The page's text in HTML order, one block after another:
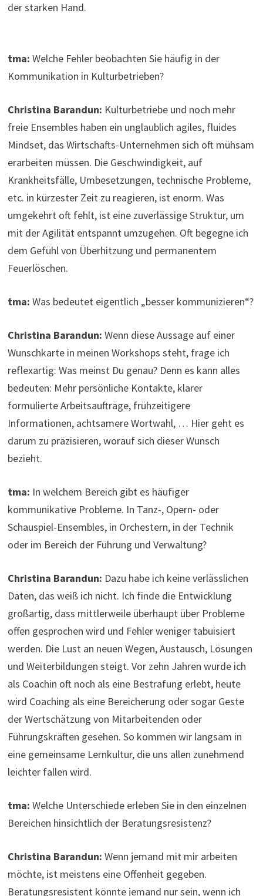
der starken Hand.
tma:Welche Fehler beobachten Sie häufig in der
Kommunikation in Kulturbetrieben?
Christina Barandun: Kulturbetriebe und noch mehr
freie Ensembles haben ein unglaublich agiles, fluides
Mindset, das Wirtschafts-Unternehmen sich oft mühsam
erarbeiten müssen. Die Geschwindigkeit, auf
Krankheitsfälle, Umbesetzungen, technische Probleme,
etc. in kürzester Zeit zu reagieren, ist enorm. Was
umgekehrt oft fehlt, ist eine zuverlässige Struktur, um
mit der Agilität entspannt umzugehen. Oft begegne ich
dem Gefühl von Überhitzung und permanentem
Feuerlöschen.
tma:Was bedeutet eigentlich „besser kommunizieren“?
Christina Barandun: Wenn diese Aussage auf einer
Wunschkarte in meinen Workshops steht, frage ich
reflexartig: Was meinst Du genau? Denn es kann alles
bedeuten: Mehr persönliche Kontakte, klarer
formulierte Arbeitsaufträge, frühzeitigere
Informationen, achtsamere Wortwahl, … Hier geht es
darum zu präzisieren, worauf sich dieser Wunsch
bezieht.
tma: In welchem Bereich gibt es häufiger
kommunikative Probleme. In Tanz-, Opern- oder
Schauspiel-Ensembles, in Orchestern, in der Technik
oder im Bereich der Führung und Verwaltung?
Christina Barandun: Dazu habe ich keine verlässlichen
Daten, das weiß ich nicht. Ich finde die Entwicklung
großartig, dass mittlerweile überhaupt über Probleme
offen gesprochen wird und Fehler weniger tabuisiert
werden. Die Lust an neuen Wegen, Austausch, Lösungen
und Weiterbildungen steigt. Vor zehn Jahren wurde ich
als Coachin oft noch als eine Bestrafung erlebt, heute
wird Coaching als eine Bereicherung oder sogar Geste
der Wertschätzung von Mitarbeitenden oder
Führungskräften gesehen. So kommen wir langsam in
eine gemeinsame Lernkultur, die uns allen zunehmend
leichter fallen wird.
tma: Welche Unterschiede erleben Sie in den einzelnen
Bereichen hinsichtlich der Beratungsresistenz?
Christina Barandun:Wenn jemand mit mir arbeiten
möchte, ist meistens eine Offenheit gegeben.
Beratungsresistent könnte jemand nur sein, wenn ich